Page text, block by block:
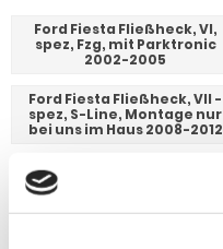
Ford Fiesta Fließheck, VI,
spez, Fzg, mit Parktronic
2002-2005
Ford Fiesta Fließheck, VII -
spez, S-Line, Montage nur
bei uns im Haus 2008-2012